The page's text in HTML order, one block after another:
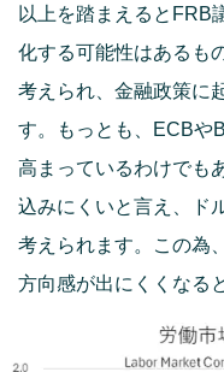
以上を踏まえるとFRB
化する可能性はあるも
考えられ、金融政策に
す。もっとも、ECBや
高まっているわけでも
込みにくいと言え、ド
考えられます。この為
方向感が出にくくなる